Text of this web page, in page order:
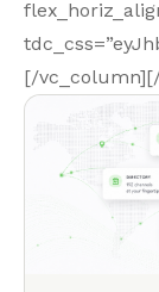
[/